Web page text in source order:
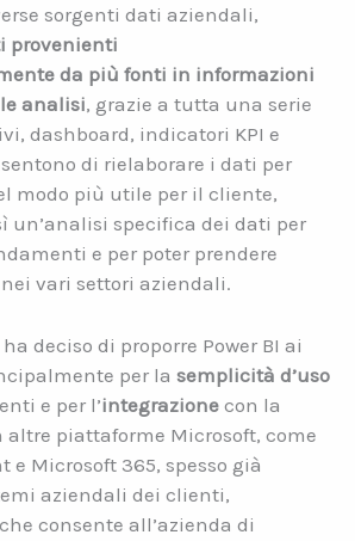
sorgenti dati aziendali,
provenienti
da più fonti in informazioni
analisi, grazie a tutta una serie
dashboard, indicatori KPI e
di rielaborare i dati per
modo più utile per il cliente,
un’analisi specifica dei dati per
e per poter prendere
vari settori aziendali.
deciso di proporre Power BI ai
per la semplicità d’uso
e per l’integrazione con la
altre piattaforme Microsoft, come
e Microsoft 365, spesso già
aziendali dei clienti,
consente all’azienda di